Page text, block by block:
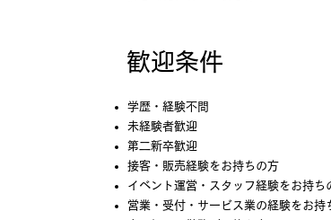
​歓迎条件
学歴・経験不問
未経験者歓迎
第二新卒歓迎
接客・販売経験をお持ちの方
イベント運営・スタッフ経験をお持ち
営業・受付・サービス業の経験をお持